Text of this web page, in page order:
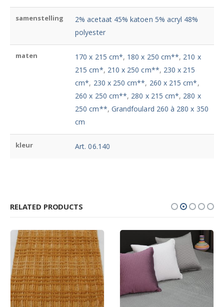
samenstelling
2% acetaat 45% katoen 5% acryl 48%
polyester
maten 170 x 215 cm*, 180 x 250 cm**, 210 x
215 cm*, 210 x 250 cm**, 230 x 215
cm*, 230 x 250 cm**, 260 x 215 cm*,
260 x 250 cm**, 280 x 215 cm*, 280 x
250 cm**, Grandfoulard 260 à 280 x 350
cm
kleur Art. 06.140
RELATED PRODUCTS